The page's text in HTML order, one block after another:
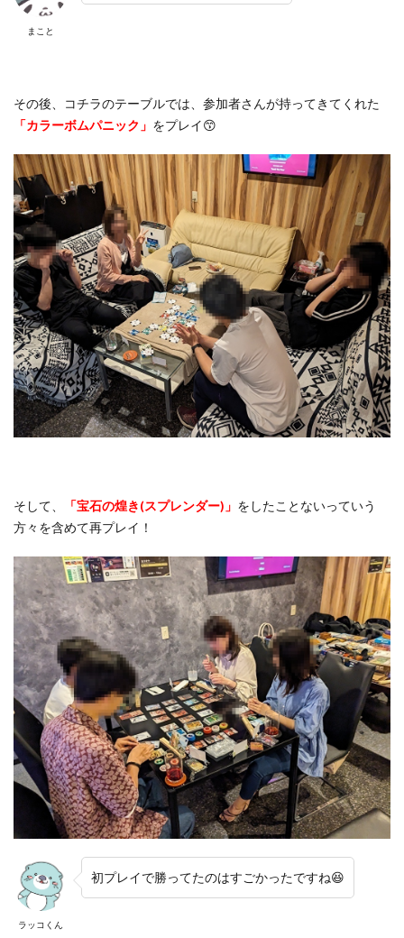
まこと
その後、コチラのテーブルでは、参加者さんが持ってきてくれた
「カラーボムパニック」 をプレイ😙
そして、 「宝石の煌き(スプレンダー)」 をしたことないっていう
方々を含めて再プレイ！
ラッコくん
初プレイで勝ってたのはすごかったですね😆